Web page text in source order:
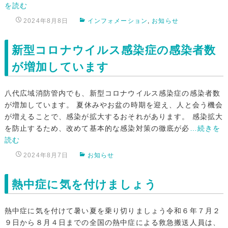
を読む
2024年8月8日 インフォメーション お知らせ
新型コロナウイルス感染症の感染者数
が増加しています
八代広域消防管内でも、新型コロナウイルス感染症の感染者数
が増加しています。 夏休みやお盆の時期を迎え、人と会う機会
が増えることで、感染が拡大するおそれがあります。 感染拡大
を防止するため、改めて基本的な感染対策の徹底が必…続きを
読む
2024年8月7日 お知らせ
熱中症に気を付けましょう
熱中症に気を付けて暑い夏を乗り切りましょう令和６年７月２
９日から８月４日までの全国の熱中症による救急搬送人員は、